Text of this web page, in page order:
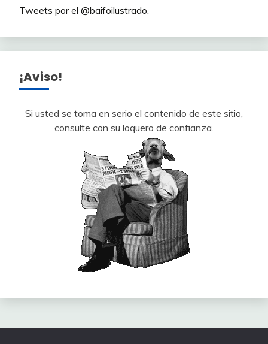
Tweets por el @baifoilustrado.
¡Aviso!
Si usted se toma en serio el contenido de este sitio,
consulte con su loquero de confianza.